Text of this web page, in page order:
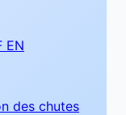
EN
des chutes